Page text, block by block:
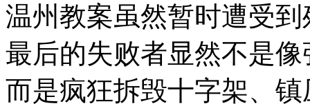
温州教案虽然暂时遭受
最后的失败者显然不是
而是疯狂拆毁十字架、